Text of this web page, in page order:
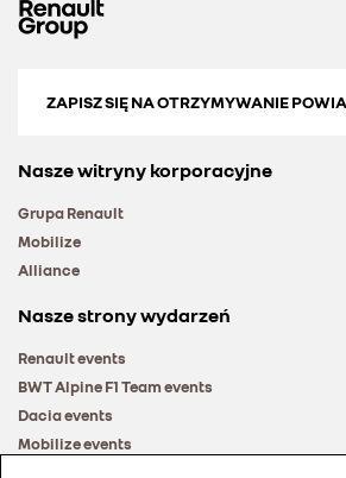
ZAPISZ SIĘ NA OTRZYMYWANIE
Nasze witryny korporacyjne
Grupa Renault
Mobilize
Alliance
Nasze strony wydarzeń
Renault events
BWT Alpine F1 Team events
Dacia events
Mobilize events